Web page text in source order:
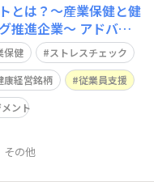
とは？～産業保健と健
推進企業～ アドバン
とは企業の産業保健
グ経営や健康経営推進
ソリューション企業で
を！」を掲げ、働く
成長を支えるパート
保健
ストレスチェック
康経営銘柄
従業員支援
ント
その他